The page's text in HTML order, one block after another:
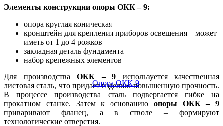
Элементы конструкции опоры ОКК – 9:
опора круглая коническая
кронштейн для крепления приборов освещения – может
иметь от 1 до 4 рожков
закладная деталь фундамента
набор крепежных элементов
Для производства ОКК – 9 используется качественная
листовая сталь, что придает изделию повышенную прочность.
В процессе производства сталь подвергается гибке на
прокатном станке. Затем к основанию опоры ОКК – 9
приваривают фланец, а в стволе – формируют
технологические отверстия.